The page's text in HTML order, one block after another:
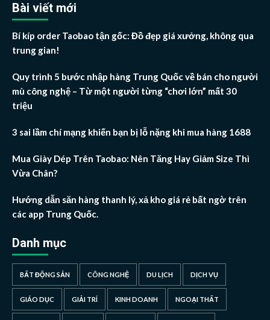
Bài viết mới
Bí kíp order Taobao tận gốc: Đồ đẹp giá xưởng, không qua
trung gian!
Quy trình 5 bước nhập hàng Trung Quốc về bán cho người
mù công nghệ – Từ một người từng “chơi lớn” mất 30
triệu
3 sai lầm chí mạng khiến bạn bị lỗ nặng khi mua hàng 1688
Mua Giày Dép Trên Taobao: Nên Tăng Hay Giảm Size Thì
Vừa Chân?
Hướng dẫn săn hàng thanh lý, xả kho giá rẻ bất ngờ trên
các app Trung Quốc.
Danh mục
BẤT ĐỘNG SẢN CÔNG NGHỆ DU LỊCH DỊCH VỤ
GIÁO DỤC GIẢI TRÍ KINH DOANH NGOẠI THẤT